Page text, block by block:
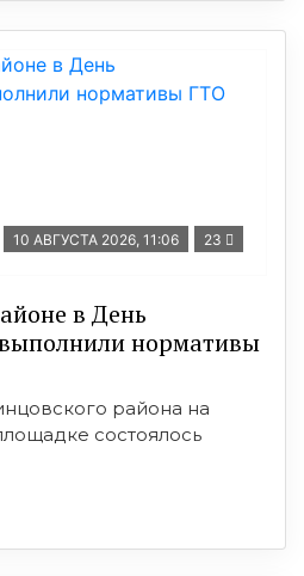
10 АВГУСТА 2026, 11:06 23
в День
нормативы
района на
состоялось